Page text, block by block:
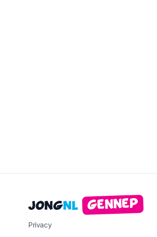
JongNL Gennep
Privacy